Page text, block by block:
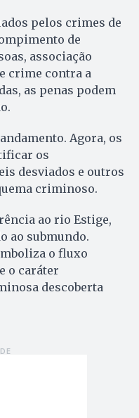
pelos crimes de
de
associação
crime contra a
as penas podem
Agora, os
os
desviados e outros
criminoso.
ao rio Estige,
ao submundo.
o fluxo
o caráter
descoberta